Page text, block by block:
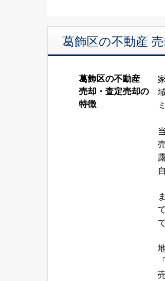
葛飾区の不動産
葛飾区の不動産
売却・査定売却の
特徴